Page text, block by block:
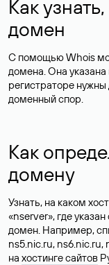
Как
домен
С помощью Whois
домена. Она
регистраторе
доменный спор.
Как
домену
Узнать, на каком
«nserver», где
домен. Например,
ns5.nic.ru, ns6.nic.ru,
на хостинге сайтов